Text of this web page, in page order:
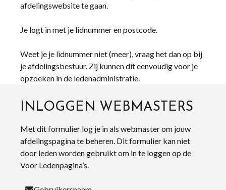
afdelingswebsite te gaan.
Je logt in met je lidnummer en postcode.
Weet je je lidnummer niet (meer), vraag het dan op bij
je afdelingsbestuur. Zij kunnen dit eenvoudig voor je
opzoeken in de ledenadministratie.
INLOGGEN WEBMASTERS
Met dit formulier log je in als webmaster om jouw
afdelingspagina te beheren. Dit formulier kan niet
door leden worden gebruikt om in te loggen op de
Voor Ledenpagina’s.